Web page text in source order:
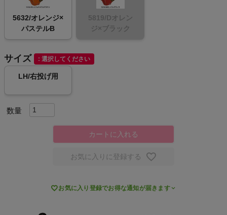
メンズスポーツウェア
スポーツシューズ
5632/オレンジ×
パステルB
5819/Dオレン
ジ×ブラック
サイズ 選択してください
LH/右投げ用
カートに入れる
お気に入りに登録する
お気に入り登録でお得な通知が届きます